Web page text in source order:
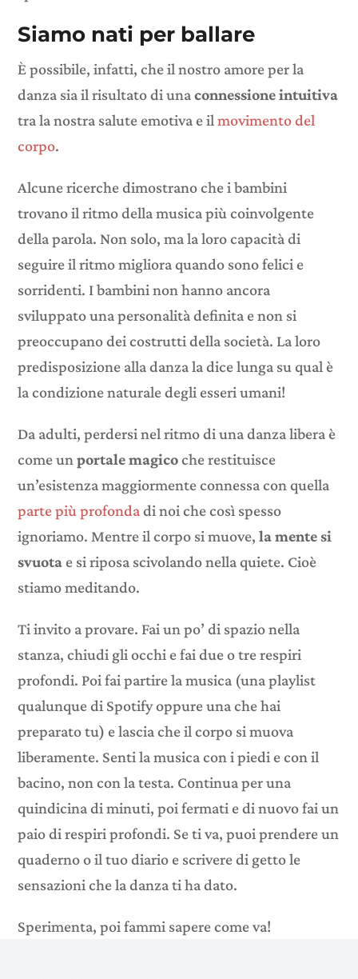
Siamo nati per ballare
È possibile, infatti, che il nostro amore per la
danza sia il risultato di unaconnessione intuitiva
tra la nostra salute emotiva e il movimento del
corpo.
Alcune ricerche dimostrano che i bambini
trovano il ritmo della musica più coinvolgente
della parola. Non solo, ma la loro capacità di
seguire il ritmo migliora quando sono felici e
sorridenti. I bambini non hanno ancora
sviluppato una personalità definita e non si
preoccupano dei costrutti della società. La loro
predisposizione alla danza la dice lunga su qual è
la condizione naturale degli esseri umani!
Da adulti, perdersi nel ritmo di una danza libera è
come unportale magicoche restituisce
un’esistenza maggiormente connessa con quella
parte più profondadi noi che così spesso
ignoriamo. Mentre il corpo si muove,la mente si
svuotae si riposa scivolando nella quiete. Cioè
stiamo meditando.
Ti invito a provare. Fai un po’ di spazio nella
stanza, chiudi gli occhi e fai due o tre respiri
profondi. Poi fai partire la musica (una playlist
qualunque di Spotify oppure una che hai
preparato tu) e lascia che il corpo si muova
liberamente. Senti la musica con i piedi e con il
bacino, non con la testa. Continua per una
quindicina di minuti, poi fermati e di nuovo fai un
paio di respiri profondi. Se ti va, puoi prendere un
quaderno o il tuo diario e scrivere di getto le
sensazioni che la danza ti ha dato.
Sperimenta, poi fammi sapere come va!